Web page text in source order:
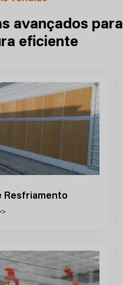
avançados para
eficiente
Resfriamento